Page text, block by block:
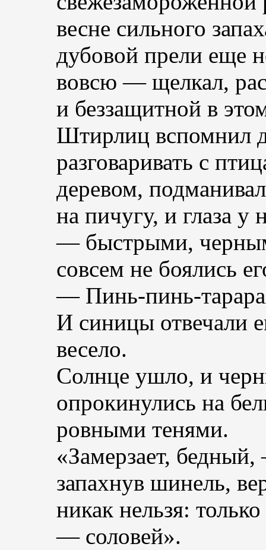
весне сильного
дубовой прели еще
вовсю — щелкал,
и беззащитной в
Штирлиц вспомнил
разговаривать с
деревом,
на пичугу, и глаза у
— быстрыми,
совсем не боялись
— Пинь-пинь-
И синицы отвечали
весело.
Солнце ушло, и
опрокинулись на
ровными тенями.
«Замерзает,
запахнув шинель,
никак нельзя:
— соловей».